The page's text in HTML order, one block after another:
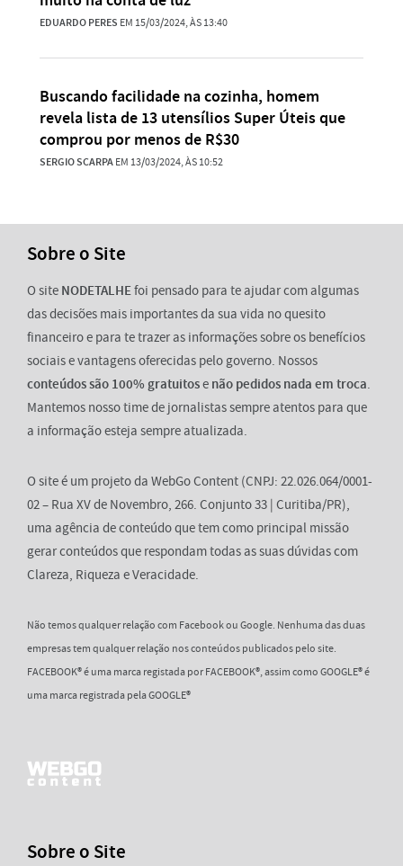
EDUARDO PERES EM 15/03/2024, ÀS 13:40
Buscando facilidade na cozinha, homem
revela lista de 13 utensílios Super Úteis que
comprou por menos de R$30
SERGIO SCARPAEM 13/03/2024, ÀS 10:52
Sobre o Site
O site NODETALHEfoi pensado para te ajudar com algumas
das decisões mais importantes da sua vida no quesito
financeiro e para te trazer as informações sobre os benefícios
sociais e vantagens oferecidas pelo governo. Nossos
conteúdos são 100% gratuitose não pedidos nada em troca.
Mantemos nosso time de jornalistas sempre atentos para que
a informação esteja sempre atualizada.
O site é um projeto da WebGo Content (CNPJ: 22.026.064/0001-
02 – Rua XV de Novembro, 266. Conjunto 33 | Curitiba/PR),
uma agência de conteúdo que tem como principal missão
gerar conteúdos que respondam todas as suas dúvidas com
Clareza, Riqueza e Veracidade.
Não temos qualquer relação com Facebook ou Google. Nenhuma das duas
empresas tem qualquer relação nos conteúdos publicados pelo site.
FACEBOOK® é uma marca registada por FACEBOOK®, assim como GOOGLE® é
uma marca registrada pela GOOGLE®
Sobre o Site